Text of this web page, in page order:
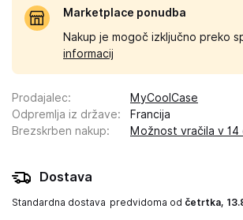
Marketplace ponudba
Nakup je mogoč izključno preko
informacij
Prodajalec:
MyCoolCase
Odpremlja iz države:
Francija
Brezskrben nakup: Možnost vračila v 14
Dostava
Standardna dostava predvidoma od četrtka,